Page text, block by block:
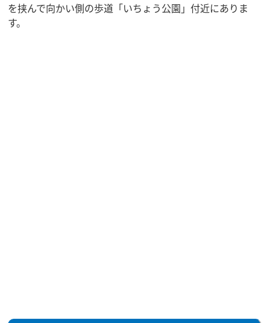
を挟んで向かい側の歩道「いちょう公園」付近にありま
す。